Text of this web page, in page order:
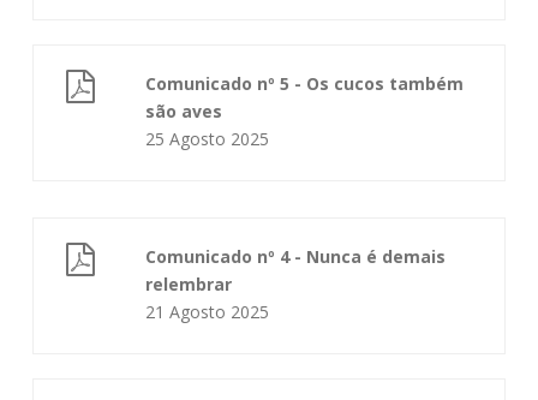
Comunicado nº 5 - Os cucos também
são aves
25 Agosto 2025
Comunicado nº 4 - Nunca é demais
relembrar
21 Agosto 2025